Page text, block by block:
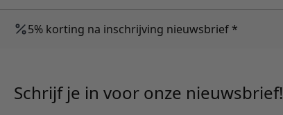
5% korting na inschrijving nieuwsbrief *
Schrijf je in voor onze nieuwsbrief!